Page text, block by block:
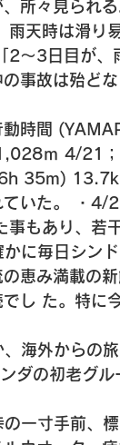
所々見られ
雨天時は滑り
2〜3日目が
事故は殆ど
動時間
ｍ 4/21
35m)
いた。 ・4/
事もあり、若
に毎日シン
恵み満載の
し た。特に
海外からの
ダの初老グ
一寸手前、